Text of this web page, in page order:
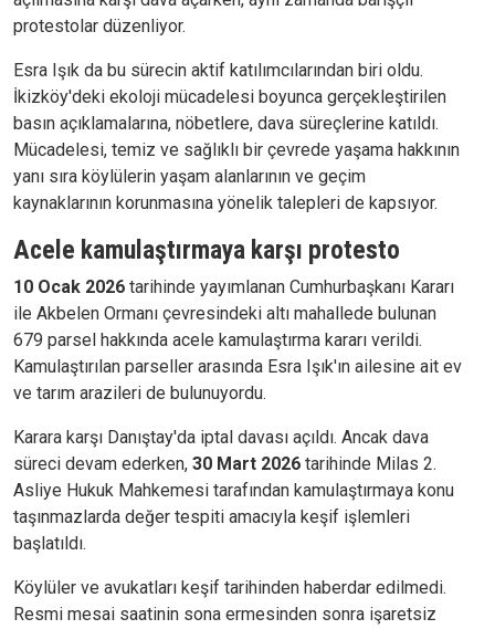
protestolar düzenliyor.
Esra Işık da bu sürecin aktif katılımcılarından biri oldu.
İkizköy'deki ekoloji mücadelesi boyunca gerçekleştirilen
basın açıklamalarına, nöbetlere, dava süreçlerine katıldı.
Mücadelesi, temiz ve sağlıklı bir çevrede yaşama hakkının
yanı sıra köylülerin yaşam alanlarının ve geçim
kaynaklarının korunmasına yönelik talepleri de kapsıyor.
Acele kamulaştırmaya karşı protesto
10 Ocak 2026 tarihinde yayımlanan Cumhurbaşkanı Kararı
ile Akbelen Ormanı çevresindeki altı mahallede bulunan
679 parsel hakkında acele kamulaştırma kararı verildi.
Kamulaştırılan parseller arasında Esra Işık'ın ailesine ait ev
ve tarım arazileri de bulunuyordu.
Karara karşı Danıştay'da iptal davası açıldı. Ancak dava
süreci devam ederken, 30 Mart 2026 tarihinde Milas 2.
Asliye Hukuk Mahkemesi tarafından kamulaştırmaya konu
taşınmazlarda değer tespiti amacıyla keşif işlemleri
başlatıldı.
Köylüler ve avukatları keşif tarihinden haberdar edilmedi.
Resmi mesai saatinin sona ermesinden sonra işaretsiz